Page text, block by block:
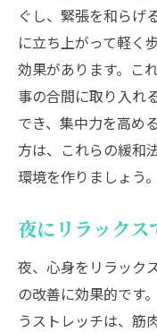
ぐし、緊張を和らげ
に立ち上がって軽く
効果があります。こ
事の合間に取り入れ
でき、集中力を高め
方は、これらの緩和
環境を作りましょう。
夜にリラックス
夜、心身をリラック
の改善に効果的です
うストレッチは、筋